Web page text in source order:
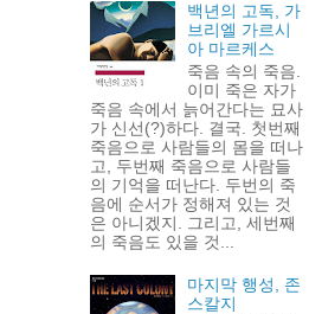
백년의 고독, 가
브리엘 가르시
아 마르케스
죽음 속의 죽음.
이미 죽은 자가
죽음 속에서 늙어간다는 묘사
가 신선(?)하다. 결국. 첫번째
죽음으로 사람들의 몸을 떠나
고, 두번째 죽음으로 사람들
의 기억을 떠난다. 두번의 죽
음에 순서가 정해져 있는 것
은 아니겠지. 그리고, 세번째
의 죽음도 있을 것...
마지막 행성, 존
스칼지